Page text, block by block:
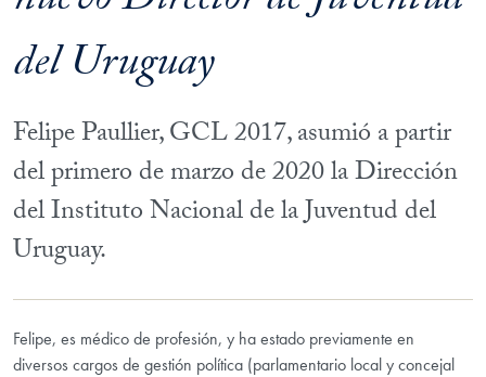
del Uruguay
Felipe Paullier, GCL 2017, asumió a partir
del primero de marzo de 2020 la Dirección
del Instituto Nacional de la Juventud del
Uruguay.
Felipe, es médico de profesión, y ha estado previamente en
diversos cargos de gestión política (parlamentario local y concejal